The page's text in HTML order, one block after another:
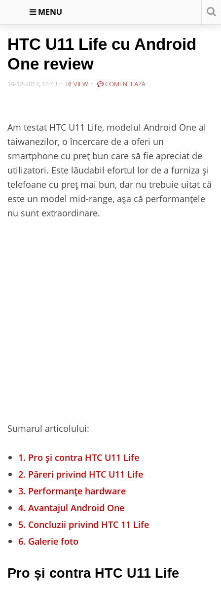
MENU
HTC U11 Life cu Android
One review
19-12-2017, 14:43 REVIEW COMENTEAZA
Am testat HTC U11 Life, modelul Android One al
taiwanezilor, o încercare de a oferi un
smartphone cu preț bun care să fie apreciat de
utilizatori. Este lăudabil efortul lor de a furniza și
telefoane cu preț mai bun, dar nu trebuie uitat că
este un model mid-range, așa că performanțele
nu sunt extraordinare.
Sumarul articolului:
1. Pro și contra HTC U11 Life
2. Păreri privind HTC U11 Life
3. Performanțe hardware
4. Avantajul Android One
5. Concluzii privind HTC 11 Life
6. Galerie foto
Pro și contra HTC U11 Life